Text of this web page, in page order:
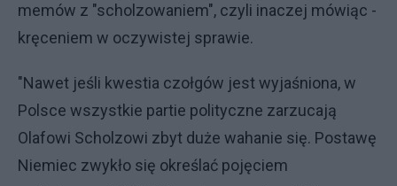
memów z "scholzowaniem", czyli inaczej mówiąc -
kręceniem w oczywistej sprawie.
"Nawet jeśli kwestia czołgów jest wyjaśniona, w
Polsce wszystkie partie polityczne zarzucają
Olafowi Scholzowi zbyt duże wahanie się. Postawę
Niemiec zwykło się określać pojęciem